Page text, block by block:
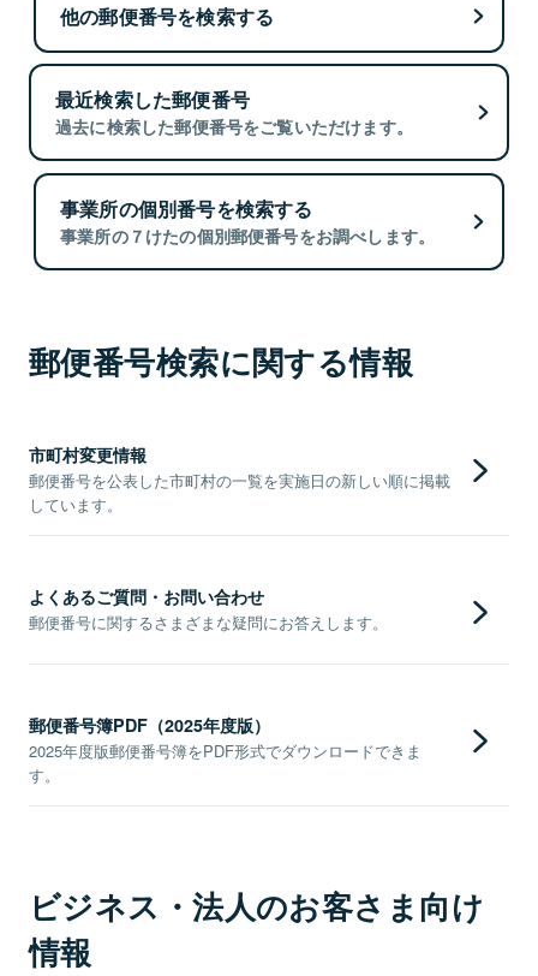
他の郵便番号を検索する
最近検索した郵便番号
過去に検索した郵便番号をご覧いただけます。
事業所の個別番号を検索する
事業所の７けたの個別郵便番号をお調べします。
郵便番号検索に関する情報
市町村変更情報
郵便番号を公表した市町村の一覧を実施日の新しい順に掲載
しています。
よくあるご質問・お問い合わせ
郵便番号に関するさまざまな疑問にお答えします。
郵便番号簿PDF（2025年度版）
2025年度版郵便番号簿をPDF形式でダウンロードできま
す。
ビジネス・法人のお客さま向け
情報